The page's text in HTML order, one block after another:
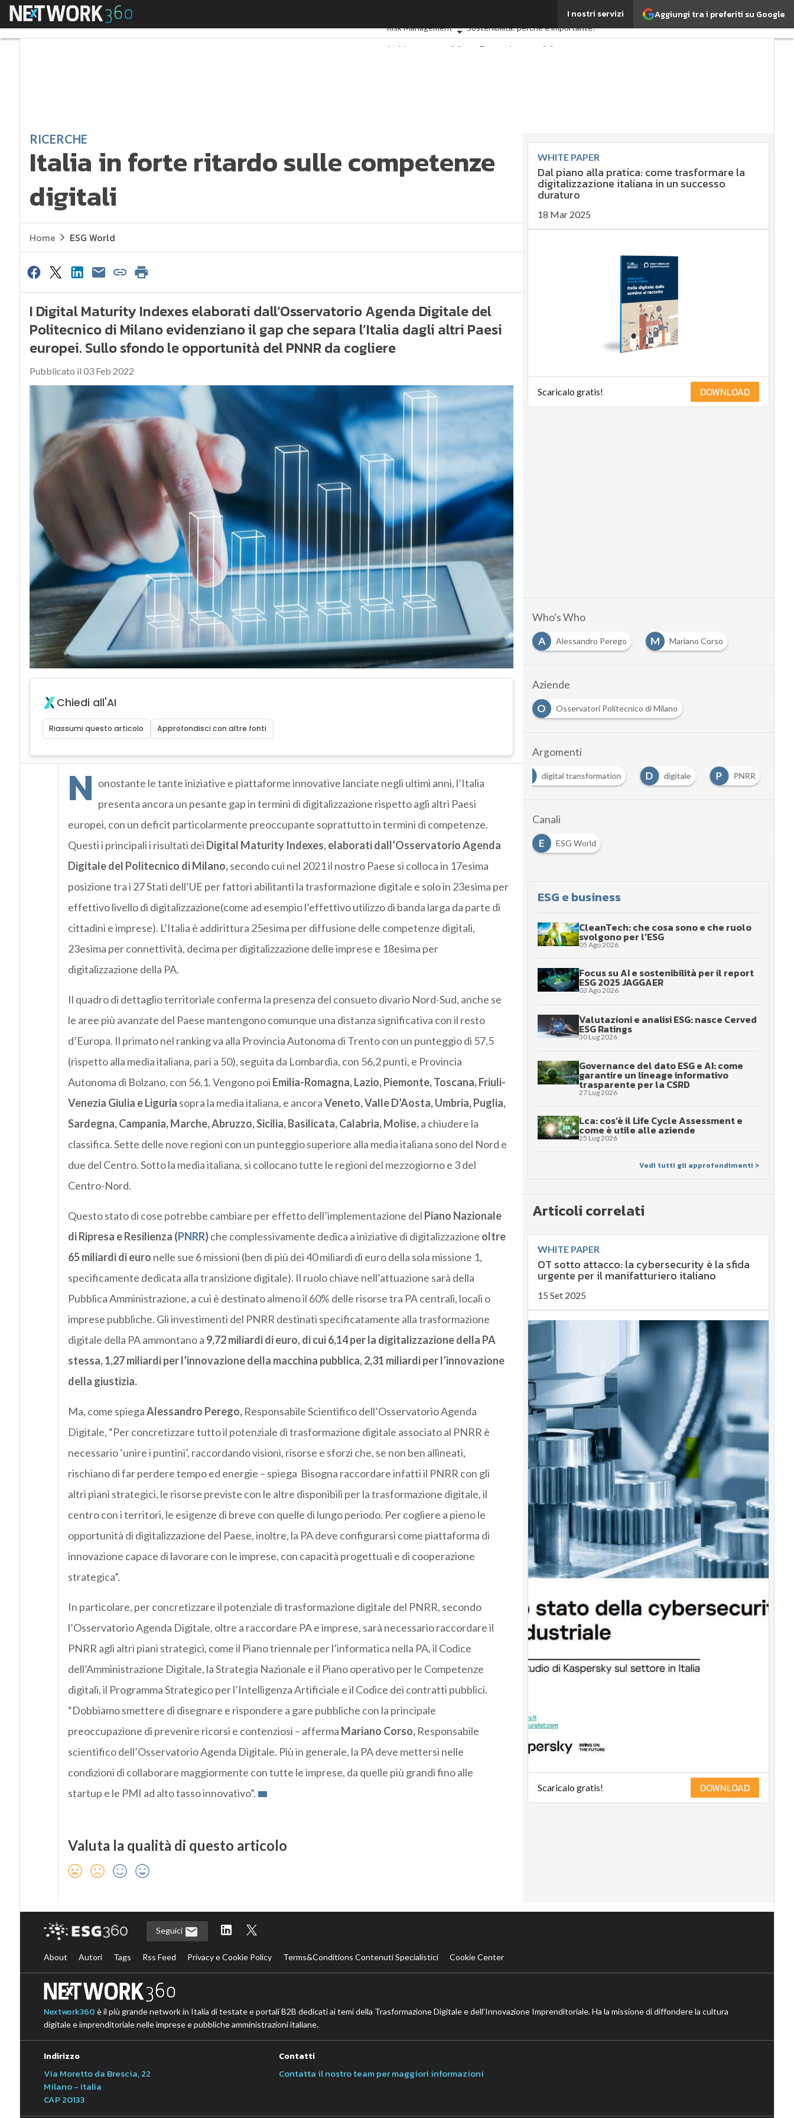
Aggiungi tra i preferiti su Google
I nostri servizi
Menu
Risk Management
Sostenibilità: perché è importante?
Ambiente sostenibile Economia sostenibile
RICERCHE
Italia in forte ritardo sulle competenze
digitali
Home ESG World
I Digital Maturity Indexes elaborati dall’Osservatorio Agenda Digitale del
Politecnico di Milano evidenziano il gap che separa l’Italia dagli altri Paesi
europei. Sullo sfondo le opportunità del PNNR da cogliere
Pubblicato il 03 Feb 2022
Chiedi all'AI
Riassumi questo articolo Approfondisci con altre fonti
N onostante le tante iniziative e piattaforme innovative lanciate negli ultimi anni, l’Italia
presenta ancora un pesante gap in termini di digitalizzazione rispetto agli altri Paesi
europei, con un deficit particolarmente preoccupante soprattutto in termini di competenze.
Questi i principali i risultati dei Digital Maturity Indexes, elaborati dall’Osservatorio Agenda
Digitale del Politecnico di Milano,secondo cui nel 2021 il nostro Paese si colloca in 17esima
posizione tra i 27 Stati dell’UE per fattori abilitanti la trasformazione digitale e solo in 23esima per
effettivo livello di digitalizzazione(come ad esempio l’effettivo utilizzo di banda larga da parte di
cittadini e imprese). L’Italia è addirittura 25esima per diffusione delle competenze digitali,
23esima per connettività, decima per digitalizzazione delle imprese e 18esima per
digitalizzazione della PA.
Il quadro di dettaglio territoriale conferma la presenza del consueto divario Nord-Sud, anche se
le aree più avanzate del Paese mantengono comunque una distanza significativa con il resto
d’Europa. Il primato nel ranking va alla Provincia Autonoma di Trento con un punteggio di 57,5
(rispetto alla media italiana, pari a 50), seguita da Lombardia, con 56,2 punti, e Provincia
Autonoma di Bolzano, con 56,1. Vengono poi Emilia-Romagna, Lazio, Piemonte, Toscana, Friuli-
Venezia Giulia e Liguria sopra la media italiana, e ancoraVeneto, Valle D’Aosta, Umbria, Puglia,
Sardegna, Campania, Marche, Abruzzo, Sicilia, Basilicata, Calabria, Molise,a chiudere la
classifica. Sette delle nove regioni con un punteggio superiore alla media italiana sono del Nord e
due del Centro. Sotto la media italiana, si collocano tutte le regioni del mezzogiorno e 3 del
Centro-Nord.
Questo stato di cose potrebbe cambiare per effetto dell’implementazione del Piano Nazionale
di Ripresa e Resilienza (PNRR)che complessivamente dedica a iniziative di digitalizzazione oltre
65 miliardi di euro nelle sue 6 missioni (ben di più dei 40 miliardi di euro della sola missione 1,
specificamente dedicata alla transizione digitale). Il ruolo chiave nell’attuazione sarà della
Pubblica Amministrazione, a cui è destinato almeno il 60% delle risorse tra PA centrali, locali o
imprese pubbliche. Gli investimenti del PNRR destinati specificatamente alla trasformazione
digitale della PA ammontano a 9,72 miliardi di euro, di cui 6,14 per la digitalizzazione della PA
stessa, 1,27 miliardi per l’innovazione della macchina pubblica, 2,31 miliardi per l’innovazione
della giustizia.
Ma, come spiegaAlessandro Perego,Responsabile Scientifico dell’Osservatorio Agenda
Digitale, “Per concretizzare tutto il potenziale di trasformazione digitale associato al PNRR è
necessario ‘unire i puntini’, raccordando visioni, risorse e sforzi che, se non ben allineati,
rischiano di far perdere tempo ed energie – spiega Bisogna raccordare infatti il PNRR con gli
altri piani strategici, le risorse previste con le altre disponibili per la trasformazione digitale, il
centro con i territori, le esigenze di breve con quelle di lungo periodo. Per cogliere a pieno le
opportunità di digitalizzazione del Paese, inoltre, la PA deve configurarsi come piattaforma di
innovazione capace di lavorare con le imprese, con capacità progettuali e di cooperazione
strategica”.
In particolare, per concretizzare il potenziale di trasformazione digitale del PNRR, secondo
l’Osservatorio Agenda Digitale, oltre a raccordare PA e imprese, sarà necessario raccordare il
PNRR agli altri piani strategici, come il Piano triennale per l’informatica nella PA, il Codice
dell’Amministrazione Digitale, la Strategia Nazionale e il Piano operativo per le Competenze
digitali, il Programma Strategico per l’Intelligenza Artificiale e il Codice dei contratti pubblici.
“Dobbiamo smettere di disegnare e rispondere a gare pubbliche con la principale
preoccupazione di prevenire ricorsi e contenziosi – afferma Mariano Corso,Responsabile
scientifico dell’Osservatorio Agenda Digitale. Più in generale, la PA deve mettersi nelle
condizioni di collaborare maggiormente con tutte le imprese, da quelle più grandi fino alle
startup e le PMI ad alto tasso innovativo”.
Valuta la qualità di questo articolo
WHITE PAPER
Dal piano alla pratica: come trasformare la
digitalizzazione italiana in un successo
duraturo
18 Mar 2025
Scaricalo gratis! DOWNLOAD
Who's Who
A
Alessandro Perego M Mariano Corso
Aziende
O
Osservatori Politecnico di Milano
Argomenti
digital transformation D digitale P PNRR
Canali
E
ESG World
ESG e business
CleanTech: che cosa sono e che ruolo
svolgono per l’ESG
05 Ago 2026
Focus su AI e sostenibilità per il report
ESG 2025 JAGGAER
03 Ago 2026
Valutazioni e analisi ESG: nasce Cerved
ESG Ratings
30 Lug 2026
Governance del dato ESG e AI: come
garantire un lineage informativo
trasparente per la CSRD
27 Lug 2026
Lca: cos’è il Life Cycle Assessment e
come è utile alle aziende
25 Lug 2026
Vedi tutti gli approfondimenti >
Articoli correlati
WHITE PAPER
OT sotto attacco: la cybersecurity è la sfida
urgente per il manifatturiero italiano
15 Set 2025
Scaricalo gratis! DOWNLOAD
Seguici
About Autori Tags Rss Feed Privacy e Cookie Policy Terms&Conditions Contenuti Specialistici Cookie Center
Nextwork360 è il più grande network in Italia di testate e portali B2B dedicati ai temi della Trasformazione Digitale e dell’Innovazione Imprenditoriale. Ha la missione di diffondere la cultura
digitale e imprenditoriale nelle imprese e pubbliche amministrazioni italiane.
Indirizzo
Via Moretto da Brescia, 22
Milano - Italia
CAP 20133
Contatti
Contatta il nostro team per maggiori informazioni